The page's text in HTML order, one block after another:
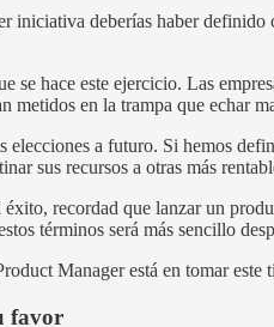
iniciativa deberías haber
se hace este ejercicio. Las
metidos en la trampa que echar
elecciones a futuro. Si hemos
sus recursos a otras más
recordad que lanzar un
términos será más sencillo
Manager está en tomar este
favor